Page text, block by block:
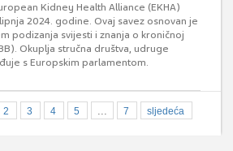
Kidney Health Alliance (EKHA)
2024. godine. Ovaj savez osnovan je
podizanja svijesti i znanja o kroničnoj
Okuplja stručna društva, udruge
s Europskim parlamentom.
2 3 4 5 ... 7 sljedeća